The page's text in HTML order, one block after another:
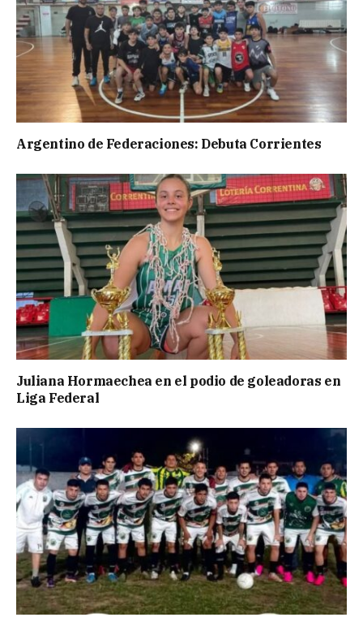
Argentino de Federaciones: Debuta Corrientes
Juliana Hormaechea en el podio de goleadoras en
Liga Federal